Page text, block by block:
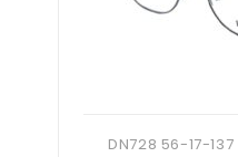
DN728 56-17-